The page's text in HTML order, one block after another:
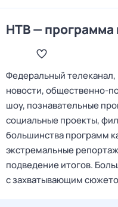
НТВ — программа
Федеральный телеканал,
новости, общественно-
шоу, познавательные
социальные проекты,
большинства программ
экстремальные
подведение итогов.
с захватывающим